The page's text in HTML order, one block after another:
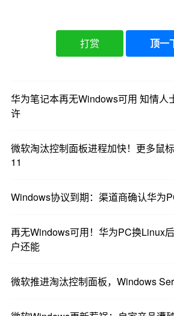
打赏 顶一
华为笔记本再无Windows可用 知情人
许
微软淘汰控制面板进程加快！更多鼠
11
Windows协议到期：渠道商确认华为
再无Windows可用！华为PC换Linux
户还能
微软推进淘汰控制面板，Windows